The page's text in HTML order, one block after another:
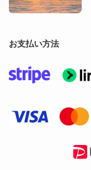
お支払い方法